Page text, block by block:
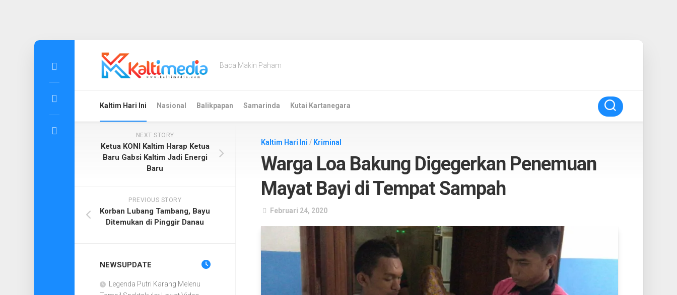
Baca Makin Paham
Kaltim Hari Ini Nasional Balikpapan Samarinda Kutai Kartanegara
Kaltim Hari Ini / Kriminal
Warga Loa Bakung Digegerkan Penemuan
Mayat Bayi di Tempat Sampah
Februari 24, 2020
NEXT STORY
Ketua KONI Kaltim Harap Ketua
Baru Gabsi Kaltim Jadi Energi
Baru
PREVIOUS STORY
Korban Lubang Tambang, Bayu
Ditemukan di Pinggir Danau
NEWSUPDATE
Legenda Putri Karang Melenu